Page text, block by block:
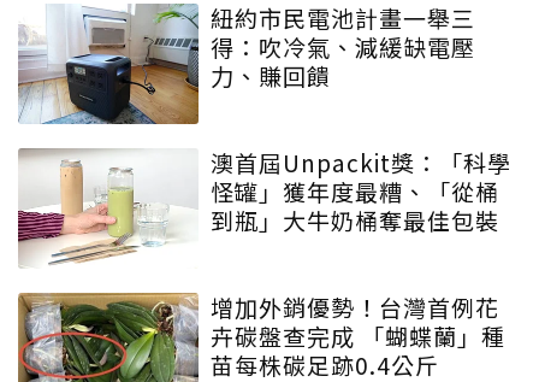
紐約市民電池計畫一舉三
得：吹冷氣、減緩缺電壓
力、賺回饋
澳首屆Unpackit獎：「科學
怪罐」獲年度最糟、「從桶
到瓶」大牛奶桶奪最佳包裝
增加外銷優勢！台灣首例花
卉碳盤查完成 「蝴蝶蘭」種
苗每株碳足跡0.4公斤